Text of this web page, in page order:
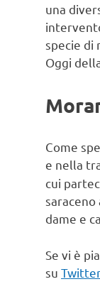
una
specie di
Oggi
Come
e nella
cui
dame e
Se vi è
su Twitter